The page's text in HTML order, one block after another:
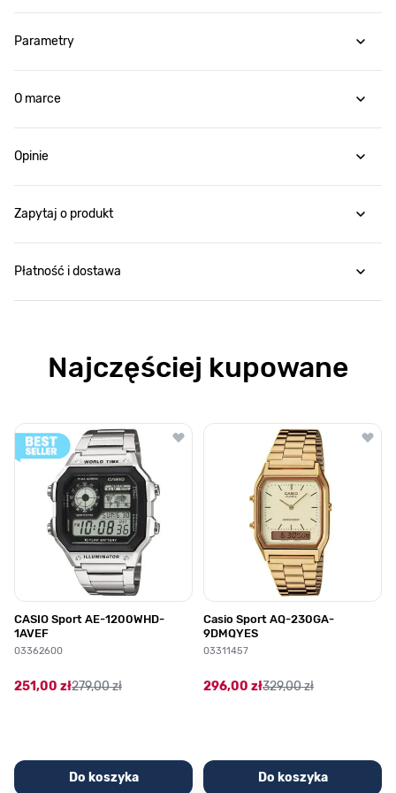
Parametry
O marce
Opinie
Zapytaj o produkt
Płatność i dostawa
Najczęściej kupowane
Poruszanie się po elementach karuzeli jest możliwe za pomocą
Naciśnij, aby pominąć karuzelę
Naciśnij, aby przejść do nawigacji karuzeli
CASIO Sport AE-1200WHD-
1AVEF
03362600
251,00 zł279,00 zł
Do koszyka
Casio Sport AQ-230GA-
9DMQYES
03311457
296,00 zł329,00 zł
Do koszyka